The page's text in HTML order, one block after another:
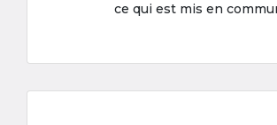
ce qui est mis en